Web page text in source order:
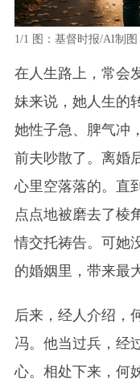
1/1 图：基督时报/AI制图
在人生路上，常会
妹来说，她人生的
她性子急、脾气冲
前夫吵散了。离婚
心里空落落的。直
点点地被磨去了棱
情交托祷告。可她
的婚姻里，带来最
后来，经人介绍，
冯。他当过兵，经
心。相处下来，何